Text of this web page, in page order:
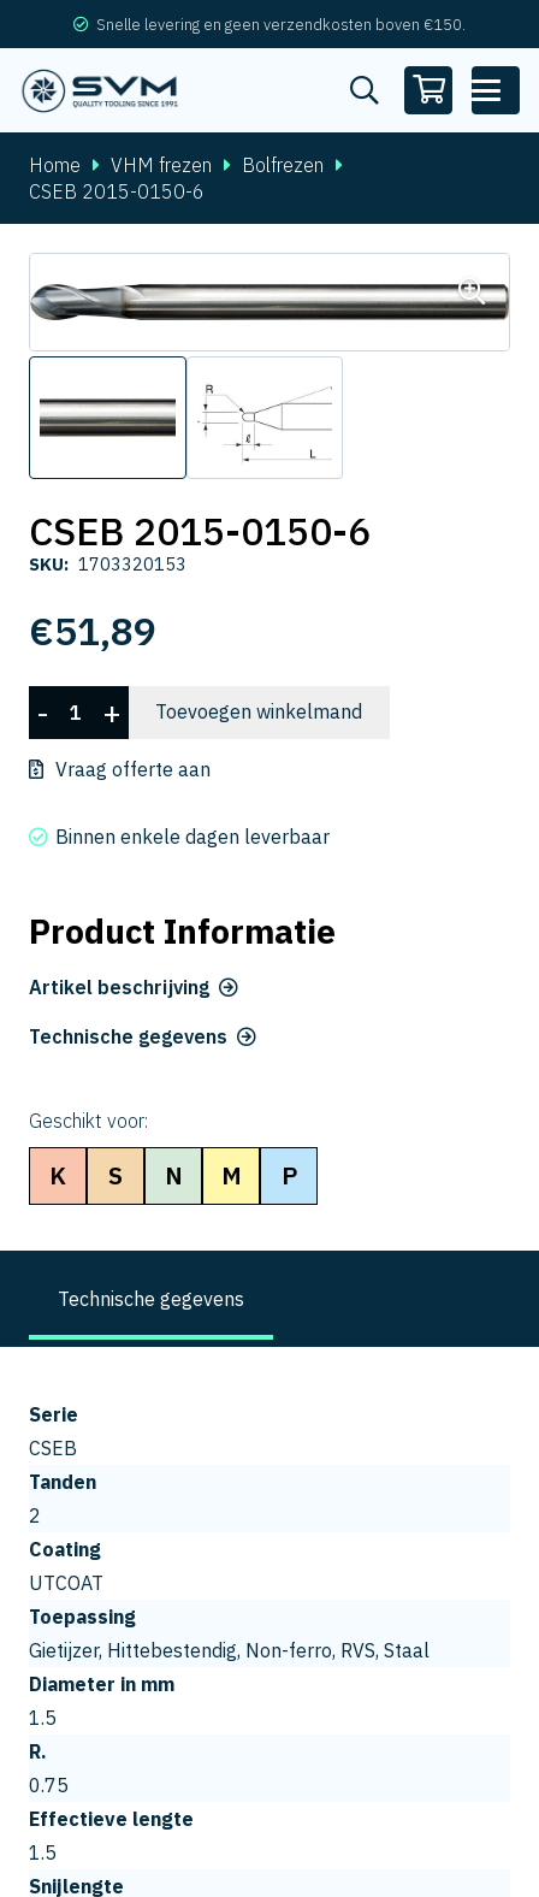
Snelle levering en geen verzendkosten boven €150.
Home VHM frezen
Bolfrezen
CSEB 2015-0150-6
CSEB 2015-0150-6
SKU: 1703320153
€51,89
CSEB
2015-
0150-
aantal
- + Toevoegen winkelmand
Vraag offerte aan
Binnen enkele dagen leverbaar
Product Informatie
Artikel beschrijving
Technische gegevens
Geschikt voor:
K S N M P
Technische gegevens
Serie
CSEB
Tanden
2
Coating
UTCOAT
Toepassing
Gietijzer, Hittebestendig, Non-ferro, RVS, Staal
Diameter in mm
1.5
R.
0.75
Effectieve lengte
1.5
Snijlengte